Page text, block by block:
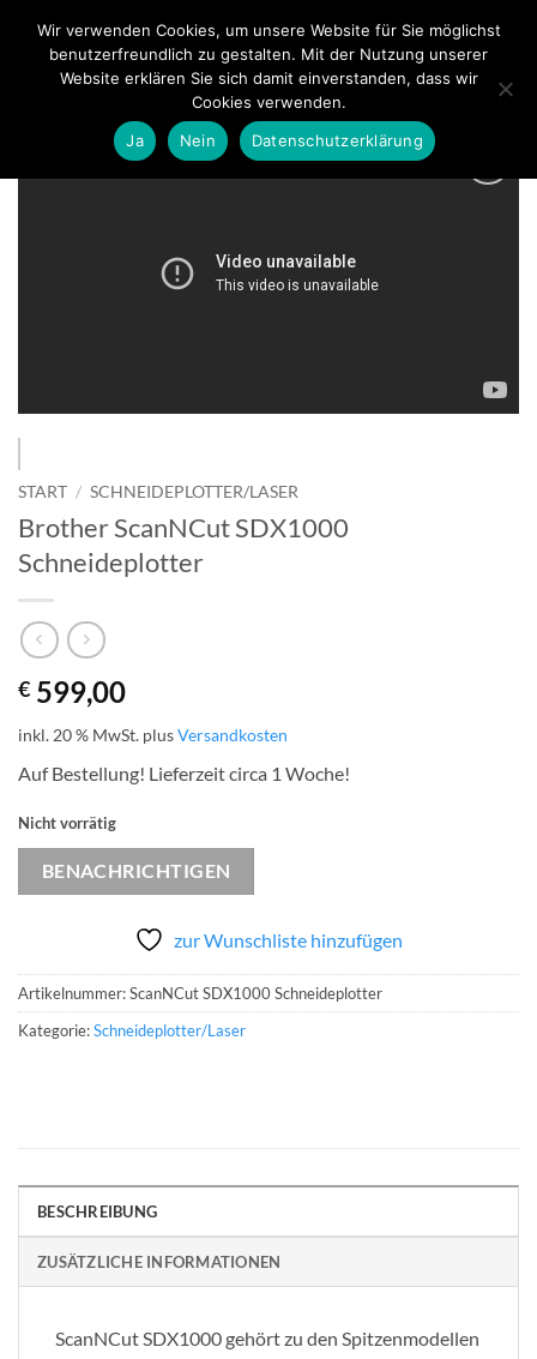
Inhalt
springen
0
START / SCHNEIDEPLOTTER/LASER
Brother ScanNCut SDX1000
Schneideplotter
€ 599,00
inkl. 20 % MwSt. plusVersandkosten
Auf Bestellung! Lieferzeit circa 1 Woche!
Nicht vorrätig
BENACHRICHTIGEN
zur Wunschliste hinzufügen
Artikelnummer:ScanNCut SDX1000 Schneideplotter
Kategorie:Schneideplotter/Laser
BESCHREIBUNG
ZUSÄTZLICHE INFORMATIONEN
ScanNCut SDX1000 gehört zu den Spitzenmodellen
Wir verwenden Cookies, um unsere Website für Sie möglichst
benutzerfreundlich zu gestalten. Mit der Nutzung unserer
Website erklären Sie sich damit einverstanden, dass wir
Cookies verwenden.
Ja
Nein Datenschutzerklärung